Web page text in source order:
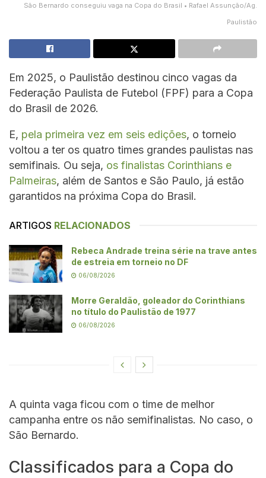
São Bernardo conseguiu vaga na Copa do Brasil • Rafael Assunção/Ag.
Paulistão
Em 2025, o Paulistão destinou cinco vagas da
Federação Paulista de Futebol (FPF) para a Copa
do Brasil de 2026.
E, pela primeira vez em seis edições, o torneio
voltou a ter os quatro times grandes paulistas nas
semifinais. Ou seja, os finalistas Corinthians e
Palmeiras, além de Santos e São Paulo, já estão
garantidos na próxima Copa do Brasil.
ARTIGOS RELACIONADOS
Rebeca Andrade treina série na trave antes
de estreia em torneio no DF
06/08/2026
Morre Geraldão, goleador do Corinthians
no título do Paulistão de 1977
06/08/2026
A quinta vaga ficou com o time de melhor
campanha entre os não semifinalistas. No caso, o
São Bernardo.
Classificados para a Copa do